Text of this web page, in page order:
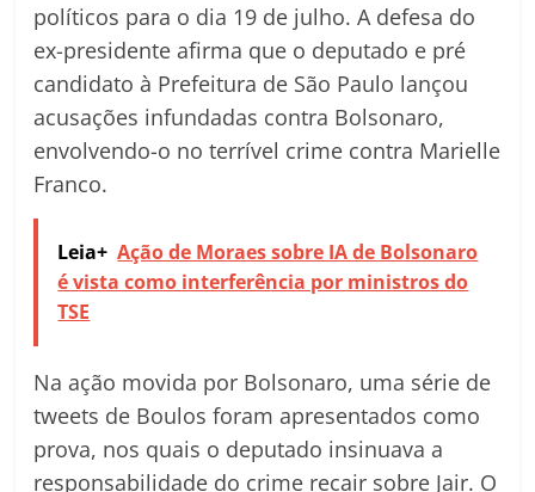
políticos para o dia 19 de julho. A defesa do
ex-presidente afirma que o deputado e pré
candidato à Prefeitura de São Paulo lançou
acusações infundadas contra Bolsonaro,
envolvendo-o no terrível crime contra Marielle
Franco.
Leia+ Ação de Moraes sobre IA de Bolsonaro
é vista como interferência por ministros do
TSE
Na ação movida por Bolsonaro, uma série de
tweets de Boulos foram apresentados como
prova, nos quais o deputado insinuava a
responsabilidade do crime recair sobre Jair. O